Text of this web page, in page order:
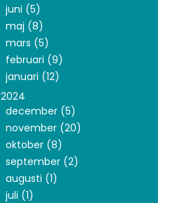
juni (5)
maj (8)
mars (5)
februari (9)
januari (12)
2024
december (5)
november (20)
oktober (8)
september (2)
augusti (1)
juli (1)